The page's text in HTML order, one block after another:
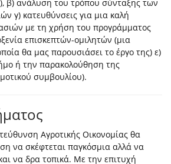
β) ανάλυση του τρόπου σύνταξης των
γ) κατευθύνσεις για μια καλή
με τη χρήση του προγράμματος
επισκεπτών-ομιλητών (μια
θα μας παρουσιάσει το έργο της) ε)
ή την παρακολούθηση της
συμβουλίου).
Αγροτικής Οικονομίας θα
να σκέφτεται παγκόσμια αλλά να
να δρα τοπικά. Με την επιτυχή